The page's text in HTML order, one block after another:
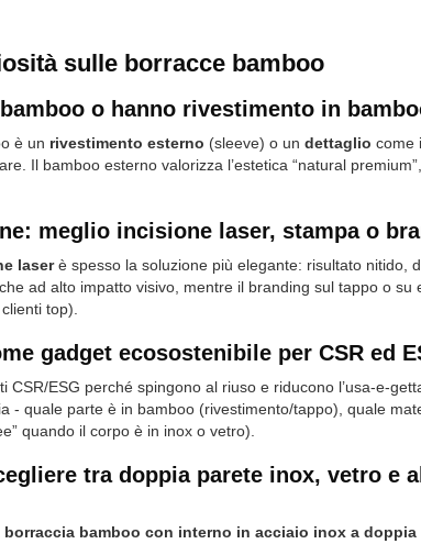
sulle borracce bamboo
o hanno rivestimento in
è un rivestimento esterno (sleeve) o un dettaglio come
Il bamboo esterno valorizza l’estetica “natural
meglio incisione laser, stampa o
laserè spesso la soluzione più elegante: risultato nitido,
ad alto impatto visivo, mentre il branding sul tappo o
top).
gadget ecosostenibile per CSR ed
CSR/ESG perché spingono al riuso e riducono l’usa-e-
- quale parte è in bamboo (rivestimento/tappo), quale
quando il corpo è in inox o vetro).
tra doppia parete inox, vetro e
borraccia bamboo con interno in acciaio inox a doppia